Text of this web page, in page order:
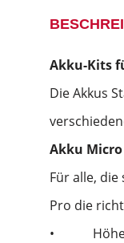
Akku-Kits
Die Akkus
Akku
Für alle,
Pro die
•